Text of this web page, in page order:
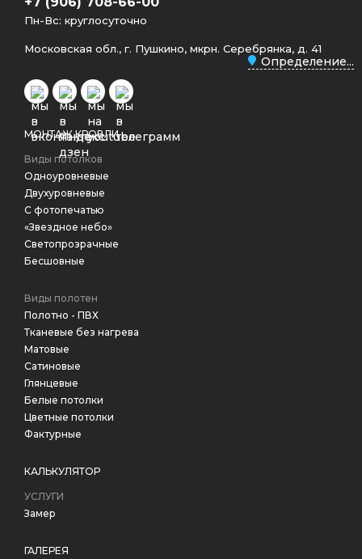
Пн-Вс: круглосуточно
Московская обл., г. Пушкино, мкрн. Серебрянка, д. 41
Определение...
МОНТАЖ КРОВЛИ
Виды потолков
Одноуровневые
Двухуровневые
С фотопечатью
«Звездное небо»
Светопрозрачные
Бесшовные
Виды полотен
Полотно - ПВХ
Тканевые без нагрева
Матовые
Сатиновые
Глянцевые
Белые потолки
Цветные потолки
Фактурные
КАЛЬКУЛЯТОР
УСЛУГИ
Замер
ГАЛЕРЕЯ